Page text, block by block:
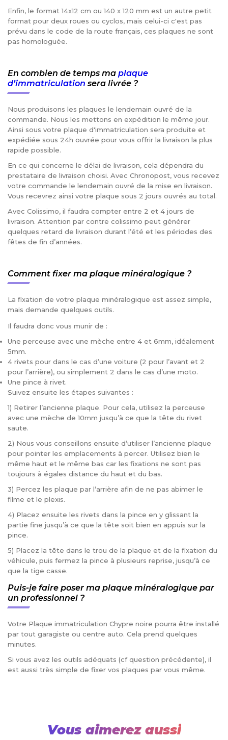
Enfin, le format 14x12 cm ou 140 x 120 mm est un autre petit
format pour deux roues ou cyclos, mais celui-ci c'est pas
prévu dans le code de la route français, ces plaques ne sont
pas homologuée.
En combien de temps ma plaque
d’immatriculation sera livrée ?
Nous produisons les plaques le lendemain ouvré de la
commande. Nous les mettons en expédition le même jour.
Ainsi sous votre plaque d'immatriculation sera produite et
expédiée sous 24h ouvrée pour vous offrir la livraison la plus
rapide possible.
En ce qui concerne le délai de livraison, cela dépendra du
prestataire de livraison choisi. Avec Chronopost, vous recevez
votre commande le lendemain ouvré de la mise en livraison.
Vous recevrez ainsi votre plaque sous 2 jours ouvrés au total.
Avec Colissimo, il faudra compter entre 2 et 4 jours de
livraison. Attention par contre colissimo peut générer
quelques retard de livraison durant l’été et les périodes des
fêtes de fin d’années.
Comment fixer ma plaque minéralogique ?
La fixation de votre plaque minéralogique est assez simple,
mais demande quelques outils.
Il faudra donc vous munir de :
Une perceuse avec une mèche entre 4 et 6mm, idéalement
5mm.
4 rivets pour dans le cas d’une voiture (2 pour l’avant et 2
pour l’arrière), ou simplement 2 dans le cas d’une moto.
Une pince à rivet.
Suivez ensuite les étapes suivantes :
1) Retirer l’ancienne plaque. Pour cela, utilisez la perceuse
avec une mèche de 10mm jusqu’à ce que la tête du rivet
saute.
2) Nous vous conseillons ensuite d’utiliser l’ancienne plaque
pour pointer les emplacements à percer. Utilisez bien le
même haut et le même bas car les fixations ne sont pas
toujours à égales distance du haut et du bas.
3) Percez les plaque par l’arrière afin de ne pas abimer le
filme et le plexis.
4) Placez ensuite les rivets dans la pince en y glissant la
partie fine jusqu’à ce que la tête soit bien en appuis sur la
pince.
5) Placez la tête dans le trou de la plaque et de la fixation du
véhicule, puis fermez la pince à plusieurs reprise, jusqu’à ce
que la tige casse.
Puis-je faire poser ma plaque minéralogique par
un professionnel ?
Votre Plaque immatriculation Chypre noire pourra être installé
par tout garagiste ou centre auto. Cela prend quelques
minutes.
Si vous avez les outils adéquats (cf question précédente), il
est aussi très simple de fixer vos plaques par vous même.
Vous aimerez aussi